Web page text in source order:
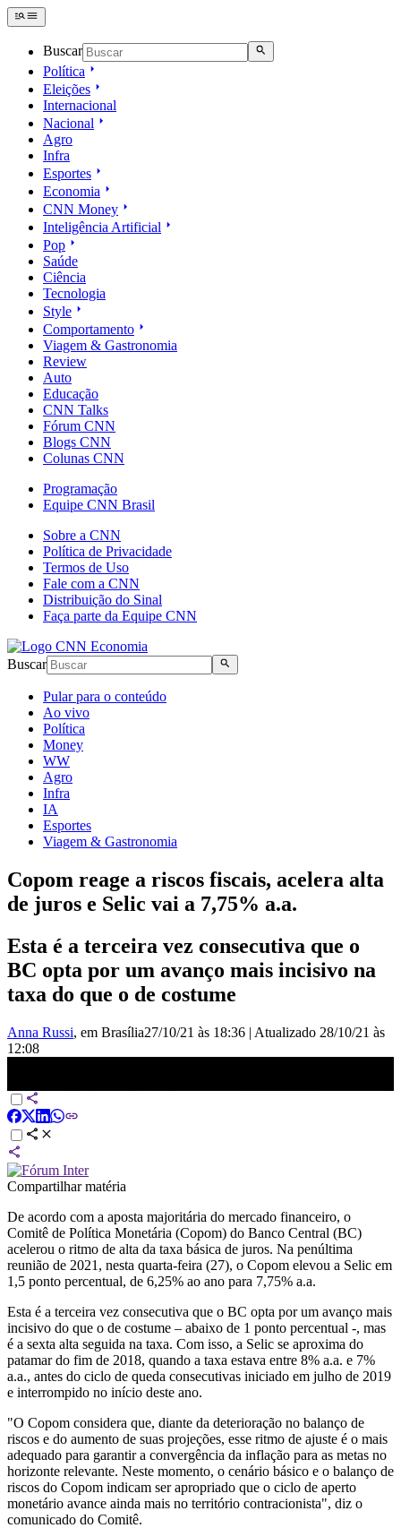
Buscar
Política
Eleições
Internacional
Nacional
Agro
Infra
Esportes
Economia
CNN Money
Inteligência Artificial
Pop
Saúde
Ciência
Tecnologia
Style
Comportamento
Viagem & Gastronomia
Review
Auto
Educação
CNN Talks
Fórum CNN
Blogs CNN
Colunas CNN
Programação
Equipe CNN Brasil
Sobre a CNN
Política de Privacidade
Termos de Uso
Fale com a CNN
Distribuição do Sinal
Faça parte da Equipe CNN
Buscar
Pular para o conteúdo
Ao vivo
Política
Money
WW
Agro
Infra
IA
Esportes
Viagem & Gastronomia
Copom reage a riscos fiscais, acelera alta
de juros e Selic vai a 7,75% a.a.
Esta é a terceira vez consecutiva que o
BC opta por um avanço mais incisivo na
taxa do que o de costume
Anna Russi, em Brasília27/10/21 às 18:36 | Atualizado 28/10/21 às
12:08
Compartilhar matéria
De acordo com a aposta majoritária do mercado financeiro, o
Comitê de Política Monetária (Copom) do Banco Central (BC)
acelerou o ritmo de alta da taxa básica de juros. Na penúltima
reunião de 2021, nesta quarta-feira (27), o Copom elevou a Selic em
1,5 ponto percentual, de 6,25% ao ano para 7,75% a.a.
Esta é a terceira vez consecutiva que o BC opta por um avanço mais
incisivo do que o de costume – abaixo de 1 ponto percentual -, mas
é a sexta alta seguida na taxa. Com isso, a Selic se aproxima do
patamar do fim de 2018, quando a taxa estava entre 8% a.a. e 7%
a.a., antes do ciclo de queda consecutivas iniciado em julho de 2019
e interrompido no início deste ano.
"O Copom considera que, diante da deterioração no balanço de
riscos e do aumento de suas projeções, esse ritmo de ajuste é o mais
adequado para garantir a convergência da inflação para as metas no
horizonte relevante. Neste momento, o cenário básico e o balanço de
riscos do Copom indicam ser apropriado que o ciclo de aperto
monetário avance ainda mais no território contracionista", diz o
comunicado do Comitê.